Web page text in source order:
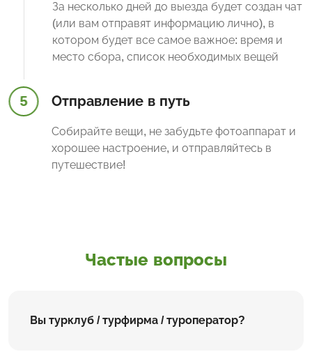
За несколько дней до выезда будет создан чат
(или вам отправят информацию лично), в
котором будет все самое важное: время и
место сбора, список необходимых вещей
5 Отправление в путь
Собирайте вещи, не забудьте фотоаппарат и
хорошее настроение, и отправляйтесь в
путешествие!
Частые вопросы
Вы турклуб / турфирма / туроператор?